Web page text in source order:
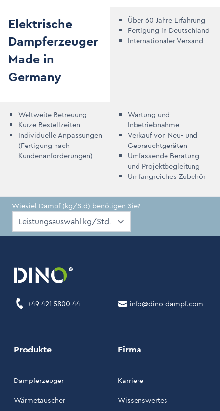
Elektrische
Dampferzeuger
Made in
Germany
Über 60 Jahre Erfahrung
Fertigung in Deutschland
Internationaler Versand
Weltweite Betreuung
Kurze Bestellzeiten
Individuelle Anpassungen
(Fertigung nach
Kundenanforderungen)
Wartung und
Inbetriebnahme
Verkauf von Neu- und
Gebrauchtgeräten
Umfassende Beratung
und Projektbegleitung
Umfangreiches Zubehör
Wieviel Dampf (kg/Std) benötigen Sie?
+49 421 5800 44 info@dino-dampf.com
Produkte
Dampferzeuger
Wärmetauscher
Firma
Karriere
Wissenswertes